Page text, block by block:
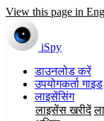
View this page in
iSpy
डाउनलोड करें
उपयोगकर्ता गाइड
लाइसेंसिंग
लाइसेंस खरीदें